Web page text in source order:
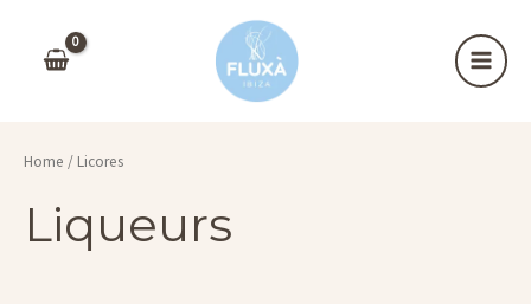
contenido
MAIN
Home / Licores
Liqueurs